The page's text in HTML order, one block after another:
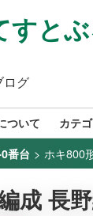
と
ログ
ついて カテ
番台 > ホキ800
成 長